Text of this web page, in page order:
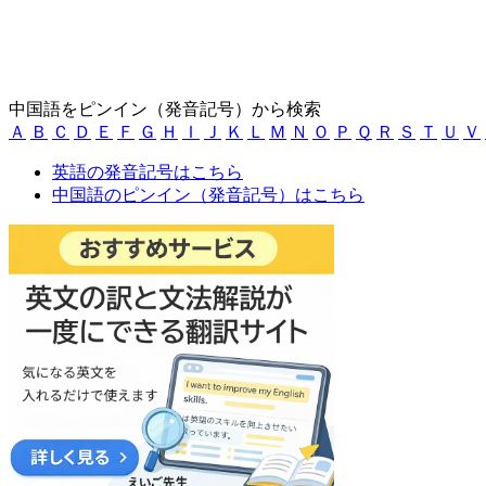
中国語をピンイン（発音記号）から検索
Ａ
Ｂ Ｃ Ｄ Ｅ Ｆ Ｇ Ｈ Ｉ Ｊ Ｋ Ｌ Ｍ Ｎ Ｏ Ｐ Ｑ Ｒ Ｓ Ｔ Ｕ Ｖ
英語の発音記号はこちら
中国語のピンイン（発音記号）はこちら